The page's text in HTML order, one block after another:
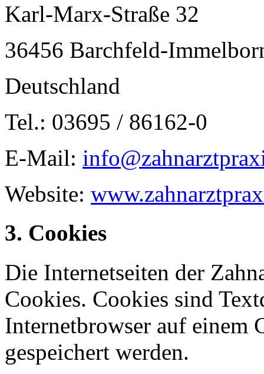
Karl-Marx-Straße 32
36456 Barchfeld-
Deutschland
Tel.: 03695 / 86162-0
E-Mail:
Website:
3. Cookies
Die Internetseiten der
Cookies. Cookies sind
Internetbrowser auf einem
gespeichert werden.